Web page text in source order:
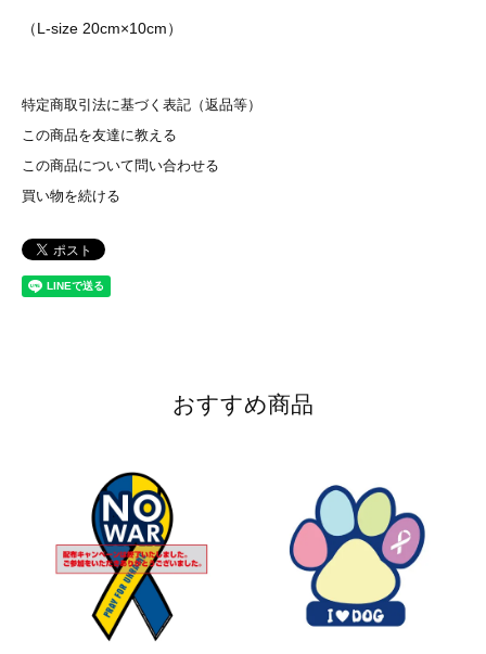
（L-size 20cm×10cm）
特定商取引法に基づく表記（返品等）
この商品を友達に教える
この商品について問い合わせる
買い物を続ける
おすすめ商品